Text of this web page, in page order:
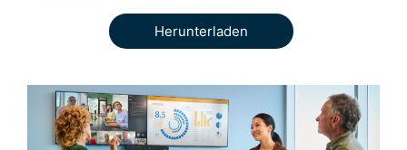
Herunterladen